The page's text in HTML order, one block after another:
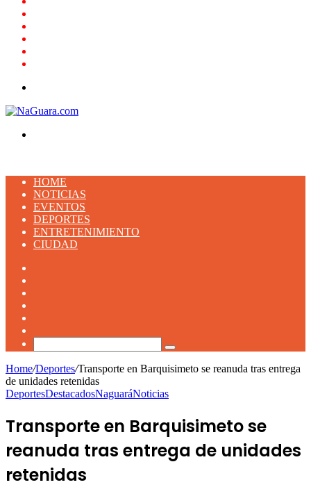
HOME
NOTICIAS
EVENTOS
DEPORTES
ENTRETENIMIENTO
CIUDAD
Buscar
Home/Deportes/Transporte en Barquisimeto se reanuda tras entrega
de unidades retenidas
DeportesDestacadosNaguaráNoticias
Transporte en Barquisimeto se
reanuda tras entrega de unidades
retenidas